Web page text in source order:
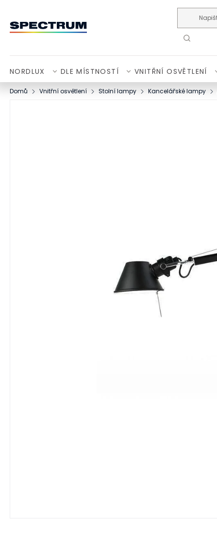
NORDLUX DLE MÍSTNOSTÍ VNITŘNÍ OSVĚTLENÍ
Domů Vnitřní osvětlení Stolní lampy Kancelářské lampy